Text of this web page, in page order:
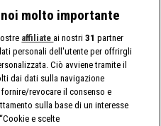
molto importante
affiliate ai nostri31 partner
personali dell'utente per offrirgli
Ciò avviene tramite il
dai dati sulla navigazione
revocare il consenso e
sulla base di un interesse
e scelte